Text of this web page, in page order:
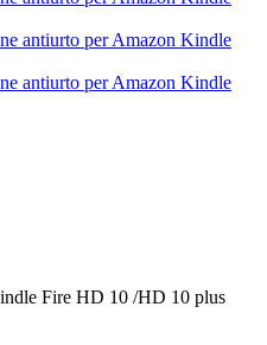
Fire HD 10 /HD 10 plus